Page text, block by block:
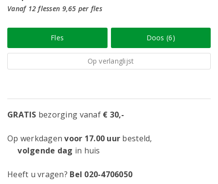
Vanaf 12 flessen 9,65 per fles
Fles Doos (6)
Op verlanglijst
GRATIS bezorging vanaf € 30,-
Op werkdagenvoor 17.00 uur besteld,
volgende dag in huis
Heeft u vragen? Bel 020-4706050